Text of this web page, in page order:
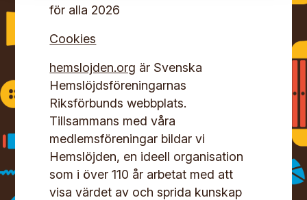
för alla 2026
Cookies
hemslojden.org är Svenska
Hemslöjdsföreningarnas
Riksförbunds webbplats.
Tillsammans med våra
medlemsföreningar bildar vi
Hemslöjden, en ideell organisation
som i över 110 år arbetat med att
visa värdet av och sprida kunskap